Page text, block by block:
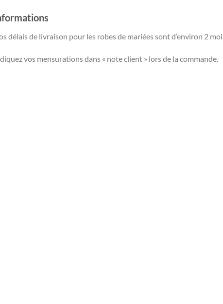
délais de livraison pour les robes de mariées sont d’environ 2
vos mensurations dans « note client » lors de la commande.